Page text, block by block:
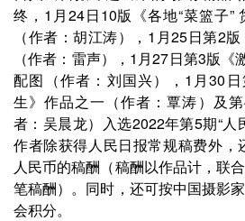
终，1月24日10版《各地“菜篮子”
（作者：胡江涛），1月25日第2
（作者：雷声），1月27日第3版《
配图（作者：刘国兴），1月30
生》作品之一（作者：覃涛）及
者：吴晨龙）入选2022年第5期“人
作者除获得人民日报常规稿费外，
人民币的稿酬（稿酬以作品计，联
笔稿酬）。同时，还可按中国摄影
会积分。